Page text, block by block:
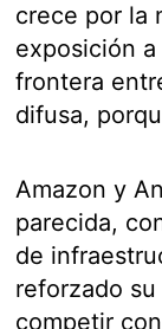
crece por la
exposición
frontera
difusa,
Amazon y
parecida,
de
reforzado
competir